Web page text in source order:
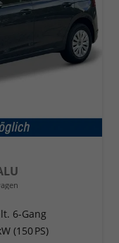
6-Gang
(150 PS)